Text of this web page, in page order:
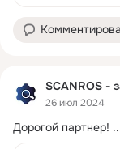
SCANROS -
26 июл 2024
Дорогой партнер!